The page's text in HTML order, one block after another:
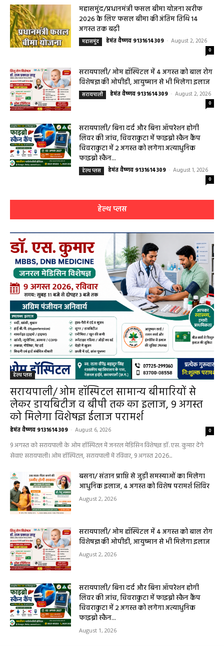
महासमुंद/प्रधानमंत्री फसल बीमा योजना खरीफ
2026 के लिए फसल बीमा की अंतिम तिथि 14
अगस्त तक बढ़ी
महासमुंद हेमंत वैष्णव 9131614309 August 2, 2026
0
सरायपाली/ ओम हॉस्पिटल में 4 अगस्त को बाल रोग
विशेषज्ञ की ओपीडी, आयुष्मान से भी मिलेगा इलाज
सरायपाली हेमंत वैष्णव 9131614309 August 2, 2026
0
सरायपाली/ बिना दर्द और बिना ऑपरेशन होगी
लिवर की जांच, चिवराकुटा में फाइब्रो स्कैन कैंप
चिवराकुटा में 2 अगस्त को लगेगा अत्याधुनिक
फाइब्रो स्कैन...
हेल्थ प्लस हेमंत वैष्णव 9131614309 August 1, 2026
0
हेल्थ प्लस
हेल्थ प्लस
सरायपाली/ ओम हॉस्पिटल सामान्य बीमारियों से
लेकर डायबिटीज व बीपी तक का इलाज, 9 अगस्त
को मिलेगा विशेषज्ञ ईलाज परामर्श
हेमंत वैष्णव 9131614309 August 6, 2026 0
9 अगस्त को सरायपाली के ओम हॉस्पिटल में जनरल मेडिसिन विशेषज्ञ डॉ. एस. कुमार देंगे
सेवाएं सरायपाली। ओम हॉस्पिटल, सरायपाली में रविवार, 9 अगस्त 2026...
बसना/ संतान प्राप्ति से जुड़ी समस्याओं का मिलेगा
आधुनिक इलाज, 4 अगस्त को विशेष परामर्श शिविर
August 2, 2026
सरायपाली/ ओम हॉस्पिटल में 4 अगस्त को बाल रोग
विशेषज्ञ की ओपीडी, आयुष्मान से भी मिलेगा इलाज
August 2, 2026
सरायपाली/ बिना दर्द और बिना ऑपरेशन होगी
लिवर की जांच, चिवराकुटा में फाइब्रो स्कैन कैंप
चिवराकुटा में 2 अगस्त को लगेगा अत्याधुनिक
फाइब्रो स्कैन...
August 1, 2026